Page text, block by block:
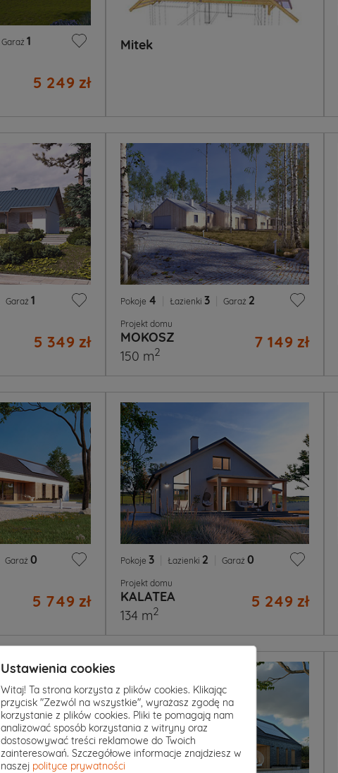
Garaż 1
5 249 zł
Mitek
Garaż 1
5 349 zł
Pokoje 4 Łazienki 3 Garaż 2
Projekt domu
MOKOSZ 7 149 zł
150 m2
Garaż 0
5 749 zł
Pokoje 3 Łazienki 2 Garaż 0
Projekt domu
KALATEA 5 249 zł
134 m2
Ustawienia cookies
Witaj! Ta strona korzysta z plików cookies. Klikając
przycisk "Zezwól na wszystkie", wyrażasz zgodę na
korzystanie z plików cookies. Pliki te pomagają nam
analizować sposób korzystania z witryny oraz
dostosowywać treści reklamowe do Twoich
zainteresowań. Szczegółowe informacje znajdziesz w
naszej polityce prywatności